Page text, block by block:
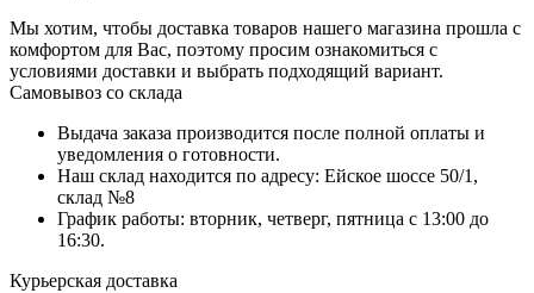
Мы хотим, чтобы доставка товаров нашего магазина прошла с
комфортом для Вас, поэтому просим ознакомиться с
условиями доставки и выбрать подходящий вариант.
Самовывоз со склада
Выдача заказа производится после полной оплаты и
уведомления о готовности.
Наш склад находится по адресу: Ейское шоссе 50/1,
склад №8
График работы: вторник, четверг, пятница с 13:00 до
16:30.
Курьерская доставка